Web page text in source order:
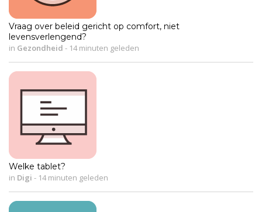
Vraag over beleid gericht op comfort, niet
levensverlengend?
in Gezondheid - 14 minuten geleden
Welke tablet?
in Digi - 14 minuten geleden